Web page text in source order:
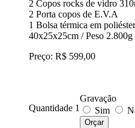
2 Copos rocks de vidro
2 Porta copos de E.V.A
1 Bolsa térmica em
40x25x25cm / Peso 2.800g
Preço: R$ 599,00
Quantidade 1
Gravação
Sim